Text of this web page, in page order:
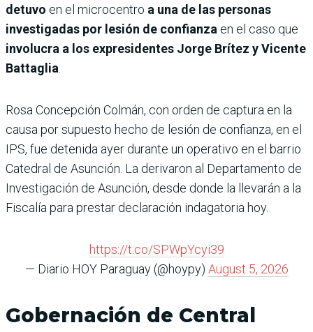
detuvo en el microcentro a una de las personas
investigadas por lesión de confianza en el caso que
involucra a los expresidentes Jorge Brítez y Vicente
Battaglia
Rosa Concepción Colmán, con orden de captura en la
causa por supuesto hecho de lesión de confianza, en el
IPS, fue detenida ayer durante un operativo en el barrio
Catedral de Asunción. La derivaron al Departamento de
Investigación de Asunción, desde donde la llevarán a la
Fiscalía para prestar declaración indagatoria hoy.
https://t.co/SPWpYcyi39
— Diario HOY Paraguay (@hoypy) August 5, 2026
Gobernación de Central